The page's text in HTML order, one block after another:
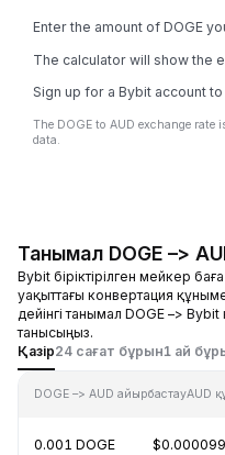
Enter the amount of DOGE
The calculator will show the
Sign up for a Bybit account
The DOGE to AUD exchange rate
data.
Танымал DOGE –>
Bybit біріктірілген мейкер
уақыттағы конвертация
дейінгі танымал DOGE –>
танысыңыз.
Қазір24 сағат бұрын1 ай
DOGE –> AUD айырбастауAUD
0.001 DOGE